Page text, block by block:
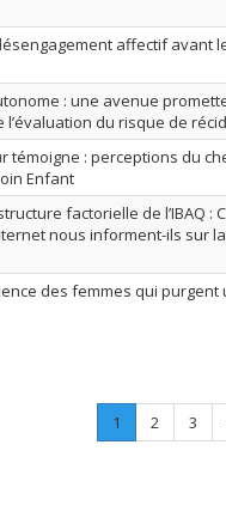
affectif avant
: une avenue
du risque de
témoigne : perceptions du
Enfant
factorielle de l’IBAQ
nous informent-ils sur
des femmes qui
Page
1
Current
Page
2 Page
3